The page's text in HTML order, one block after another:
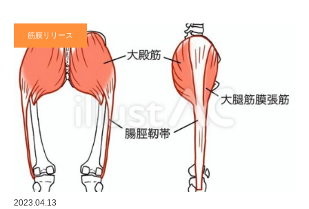
筋膜リリース
2023.04.13